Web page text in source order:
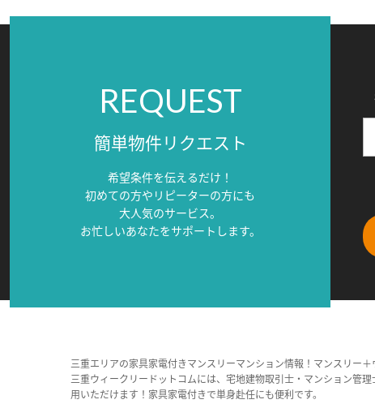
REQUEST
簡単物件リクエスト
希望条件を伝えるだけ！
初めての方やリピーターの方にも
大人気のサービス。
お忙しいあなたをサポートします。
三重エリアの家具家電付きマンスリーマンション情報！マンスリー
三重ウィークリードットコムには、宅地建物取引士・マンション管
用いただけます！家具家電付きで単身赴任にも便利です。